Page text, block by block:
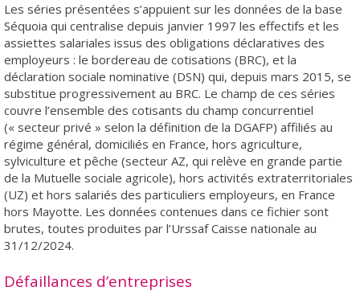
Les séries présentées s’appuient sur les données de la base
Séquoia qui centralise depuis janvier 1997 les effectifs et les
assiettes salariales issus des obligations déclaratives des
employeurs : le bordereau de cotisations (BRC), et la
déclaration sociale nominative (DSN) qui, depuis mars 2015, se
substitue progressivement au BRC. Le champ de ces séries
couvre l’ensemble des cotisants du champ concurrentiel
(« secteur privé » selon la définition de la DGAFP) affiliés au
régime général, domiciliés en France, hors agriculture,
sylviculture et pêche (secteur AZ, qui relève en grande partie
de la Mutuelle sociale agricole), hors activités extraterritoriales
(UZ) et hors salariés des particuliers employeurs, en France
hors Mayotte. Les données contenues dans ce fichier sont
brutes, toutes produites par l’Urssaf Caisse nationale au
31/12/2024.
Défaillances d’entreprises